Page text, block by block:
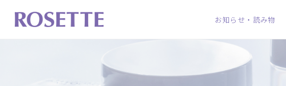
お知らせ・読み物